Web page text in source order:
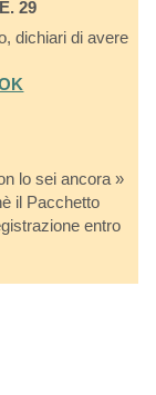
29
dichiari di avere
lo sei ancora »
il Pacchetto
entro